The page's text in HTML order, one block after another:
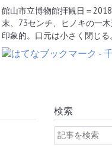
館山市立博物館拝観日＝
末、73センチ、ヒノキの一
印象的。口元は小さく閉じ
検索